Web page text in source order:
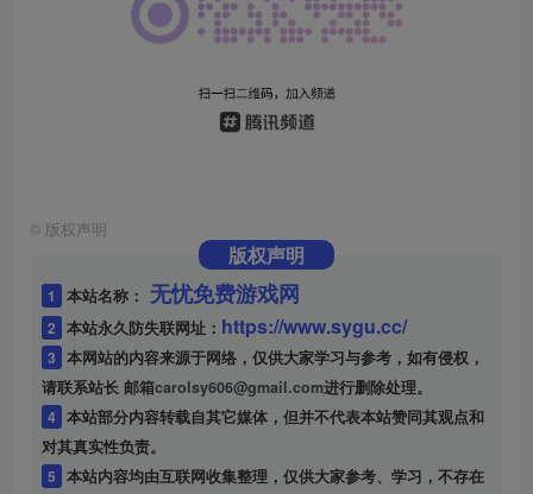
© 版权声明
版权声明
1 本站名称： 无忧免费游戏网
2 本站永久防失联网址： https://www.sygu.cc/
3 本网站的内容来源于网络，仅供大家学习与参考，如有侵权，
请联系站长 邮箱carolsy606@gmail.com进行删除处理。
4 本站部分内容转载自其它媒体，但并不代表本站赞同其观点和
对其真实性负责。
5